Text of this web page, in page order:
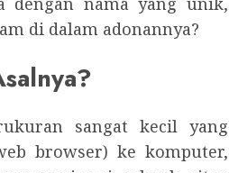
di dalam adonannya?
sangat kecil yang
browser) ke komputer,